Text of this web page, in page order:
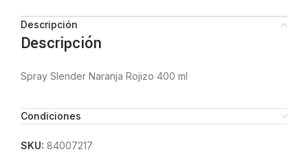
Descripción
Descripción
Spray Slender Naranja Rojizo 400 ml
Condiciones
SKU: 84007217